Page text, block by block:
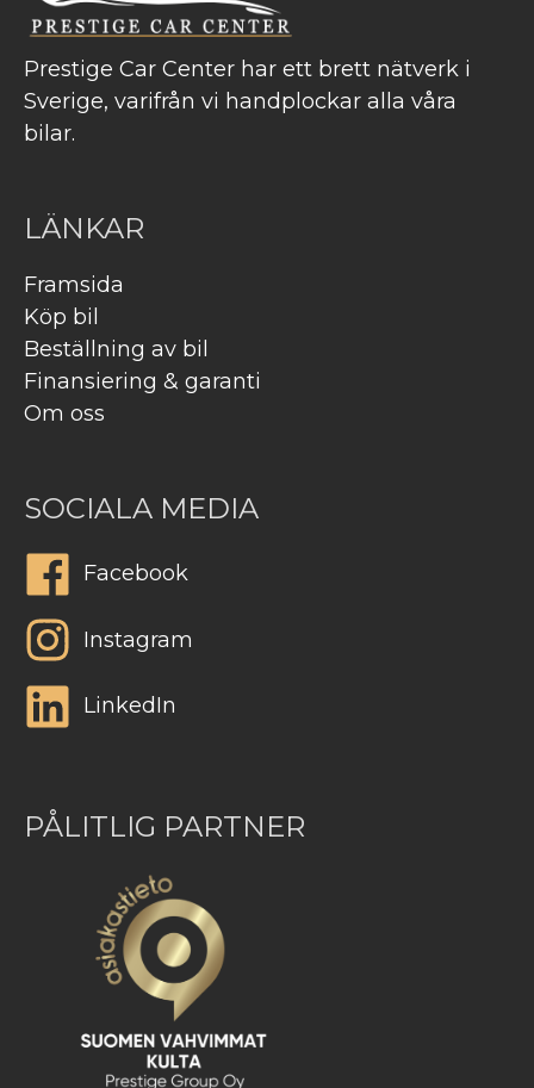
Prestige Car Center har ett brett nätverk i
Sverige, varifrån vi handplockar alla våra
bilar.
LÄNKAR
Framsida
Köp bil
Beställning av bil
Finansiering & garanti
Om oss
SOCIALA MEDIA
Facebook
Instagram
LinkedIn
PÅLITLIG PARTNER